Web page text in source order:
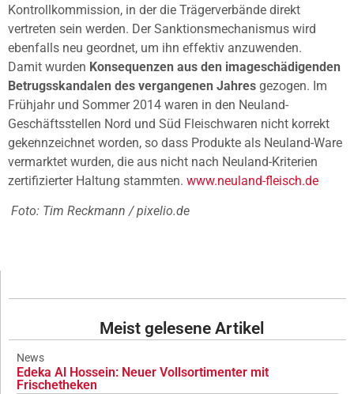
Kontrollkommission, in der die Trägerverbände direkt
vertreten sein werden. Der Sanktionsmechanismus wird
ebenfalls neu geordnet, um ihn effektiv anzuwenden.
Damit wurden Konsequenzen aus den imageschädigenden
Betrugsskandalen des vergangenen Jahres gezogen. Im
Frühjahr und Sommer 2014 waren in den Neuland-
Geschäftsstellen Nord und Süd Fleischwaren nicht korrekt
gekennzeichnet worden, so dass Produkte als Neuland-Ware
vermarktet wurden, die aus nicht nach Neuland-Kriterien
zertifizierter Haltung stammten. www.neuland-fleisch.de
Foto: Tim Reckmann / pixelio.de
Meist gelesene Artikel
News
Edeka Al Hossein: Neuer Vollsortimenter mit
Frischetheken